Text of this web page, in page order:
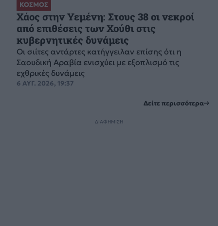
ΚΟΣΜΟΣ
Χάος στην Υεμένη: Στους 38 οι νεκροί
από επιθέσεις των Χούθι στις
κυβερνητικές δυνάμεις
Οι σιίτες αντάρτες κατήγγειλαν επίσης ότι η
Σαουδική Αραβία ενισχύει με εξοπλισμό τις
εχθρικές δυνάμεις
6 ΑΥΓ. 2026, 19:37
Δείτε περισσότερα
ΔΙΑΦΗΜΙΣΗ